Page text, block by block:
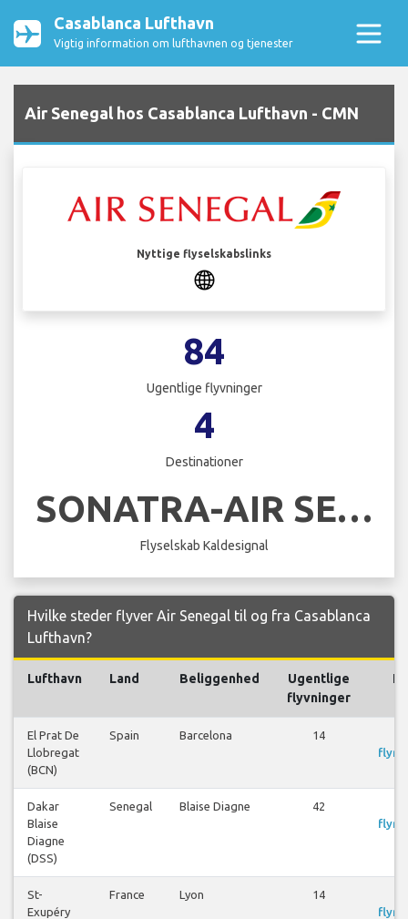
Casablanca Lufthavn
Vigtig information om lufthavnen og tjenester
Air Senegal hos Casablanca Lufthavn - CMN
Nyttige flyselskabslinks
84
Ugentlige flyvninger
4
Destinationer
SONATRA-AIR SENEGAL
Flyselskab Kaldesignal
Hvilke steder flyver Air Senegal til og fra Casablanca
Lufthavn?
Lufthavn Land Beliggenhed
Ugentlige
flyvninger
El Prat De
Llobregat
(BCN)
Spain Barcelona 14
Dakar
Blaise
Diagne
(DSS)
Senegal Blaise Diagne 42
St-
Exupéry
France Lyon 14